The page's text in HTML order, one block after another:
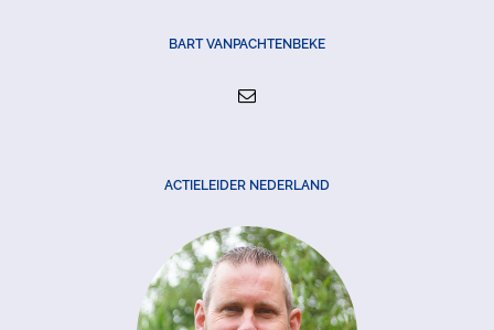
BART VANPACHTENBEKE
ACTIELEIDER NEDERLAND